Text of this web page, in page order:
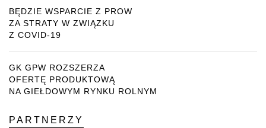
BĘDZIE WSPARCIE Z PROW
ZA STRATY W ZWIĄZKU
Z COVID-19
GK GPW ROZSZERZA
OFERTĘ PRODUKTOWĄ
NA GIEŁDOWYM RYNKU ROLNYM
PARTNERZY